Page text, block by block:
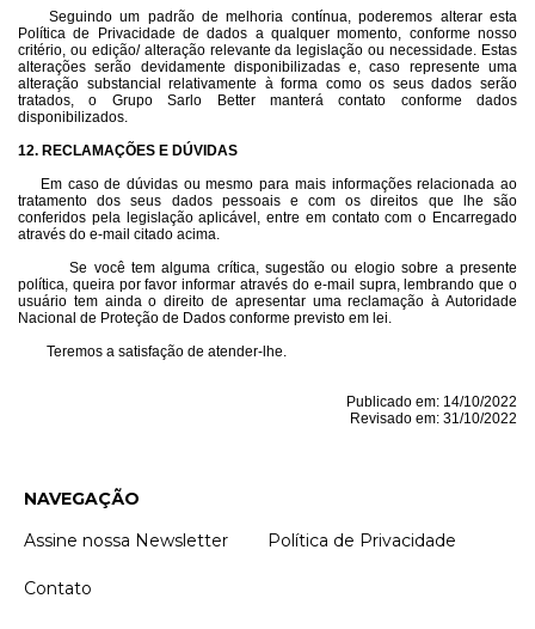
Seguindo um padrão de melhoria contínua, poderemos alterar esta
Política de Privacidade de dados a qualquer momento, conforme nosso
critério, ou edição/ alteração relevante da legislação ou necessidade. Estas
alterações serão devidamente disponibilizadas e, caso represente uma
alteração substancial relativamente à forma como os seus dados serão
tratados, o Grupo Sarlo Better manterá contato conforme dados
disponibilizados.
12. RECLAMAÇÕES E DÚVIDAS
Em caso de dúvidas ou mesmo para mais informações relacionada ao
tratamento dos seus dados pessoais e com os direitos que lhe são
conferidos pela legislação aplicável, entre em contato com o Encarregado
através do e-mail citado acima.
Se você tem alguma crítica, sugestão ou elogio sobre a presente
política, queira por favor informar através do e-mail supra, lembrando que o
usuário tem ainda o direito de apresentar uma reclamação à Autoridade
Nacional de Proteção de Dados conforme previsto em lei.
Teremos a satisfação de atender-lhe.
Publicado em: 14/10/2022
Revisado em: 31/10/2022
NAVEGAÇÃO
Assine nossa Newsletter
Política de Privacidade
Contato